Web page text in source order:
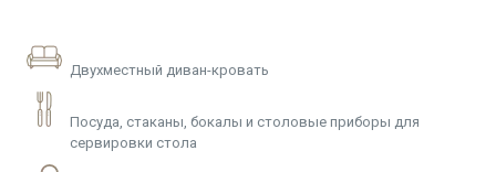
Двухместный диван-кровать
Посуда, стаканы, бокалы и столовые приборы для
сервировки стола